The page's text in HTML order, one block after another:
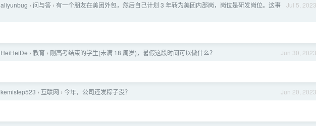
Jul 5, 2023
aliyunbug › 问与答 › 有一个朋友在美团外包，然后自己计划 3 年转为美团内部岗，岗位是研发岗位。这事
Jun 30, 2023
HeiHeiDe › 教育 › 刚高考结束的学生(未满 18 周岁)，暑假这段时间可以做什么？
Jun 20, 2023
kemistep523 › 互联网 › 今年，公司还发粽子没？